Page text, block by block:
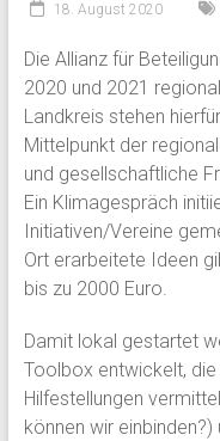
18. August 2020
Die Allianz für
2020 und 2021
Landkreis stehen
Mittelpunkt der
und gesellschaftliche
Ein Klimagespräch
Initiativen/Vereine
Ort erarbeitete Ideen
bis zu 2000 Euro.
Damit lokal gestartet
Toolbox entwickelt,
Hilfestellungen
können wir